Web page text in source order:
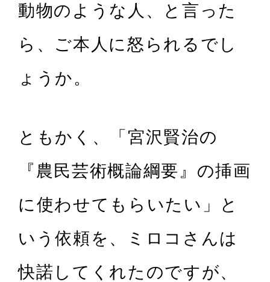
動物のような人、と言った
ら、ご本人に怒られるでし
ょうか。
ともかく、「宮沢賢治の
『農民芸術概論綱要』の挿画
に使わせてもらいたい」と
いう依頼を、ミロコさんは
快諾してくれたのですが、